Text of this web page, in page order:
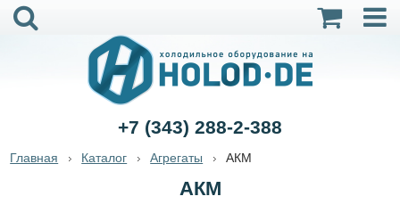
+7 (343) 288-2-388
Главная Каталог Агрегаты АКМ
АКМ